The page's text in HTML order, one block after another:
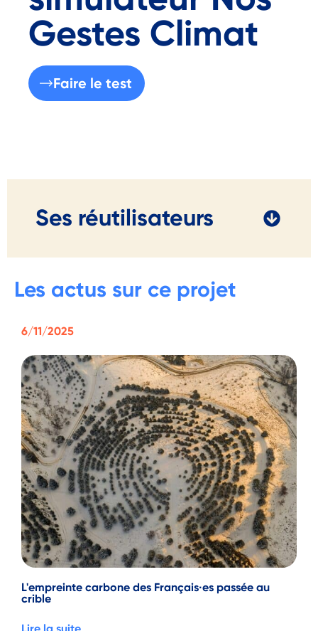
Gestes Climat
Faire le test
Ses réutilisateurs
Les actus sur ce projet
6/11/2025
L'empreinte carbone des Français·es passée au
crible